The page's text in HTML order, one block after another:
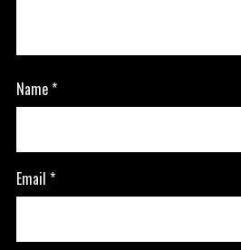
Name*
Email *